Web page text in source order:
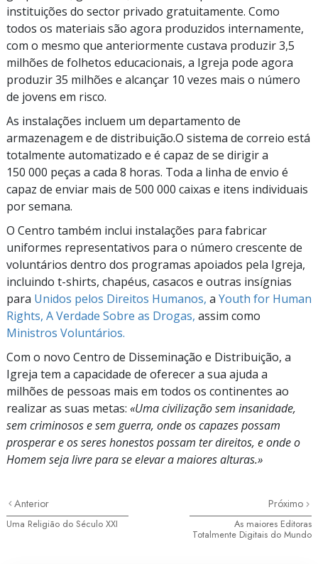
instituições do sector privado gratuitamente. Como
todos os materiais são agora produzidos internamente,
com o mesmo que anteriormente custava produzir 3,5
milhões de folhetos educacionais, a Igreja pode agora
produzir 35 milhões e alcançar 10 vezes mais o número
de jovens em risco.
As instalações incluem um departamento de
armazenagem e de distribuição.O sistema de correio está
totalmente automatizado e é capaz de se dirigir a
150 000 peças a cada 8 horas. Toda a linha de envio é
capaz de enviar mais de 500 000 caixas e itens individuais
por semana.
O Centro também inclui instalações para fabricar
uniformes representativos para o número crescente de
voluntários dentro dos programas apoiados pela Igreja,
incluindo t-shirts, chapéus, casacos e outras insígnias
para Unidos pelos Direitos Humanos, a Youth for Human
Rights, A Verdade Sobre as Drogas, assim como
Ministros Voluntários.
Com o novo Centro de Disseminação e Distribuição, a
Igreja tem a capacidade de oferecer a sua ajuda a
milhões de pessoas mais em todos os continentes ao
realizar as suas metas: «Uma civilização sem insanidade,
sem criminosos e sem guerra, onde os capazes possam
prosperar e os seres honestos possam ter direitos, e onde o
Homem seja livre para se elevar a maiores alturas.»
Anterior
Uma Religião do Século XXI
Próximo
As maiores Editoras
Totalmente Digitais do Mundo